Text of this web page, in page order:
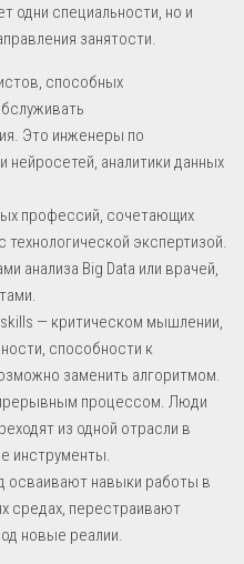
одни специальности, но и
занятости.
способных
Это инженеры по
нейросетей, аналитики данных
профессий, сочетающих
экспертизой.
анализа Big Data или врачей,
— критическом мышлении,
способности к
заменить алгоритмом.
процессом. Люди
из одной отрасли в
инструменты.
навыки работы в
средах, перестраивают
новые реалии.